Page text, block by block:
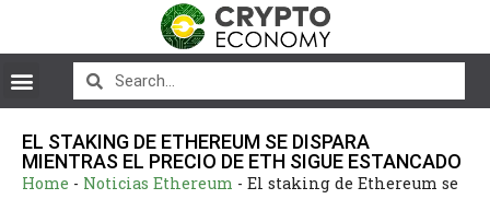
EL STAKING DE ETHEREUM SE DISPARA
MIENTRAS EL PRECIO DE ETH SIGUE ESTANCADO
Home - Noticias Ethereum - El staking de Ethereum se